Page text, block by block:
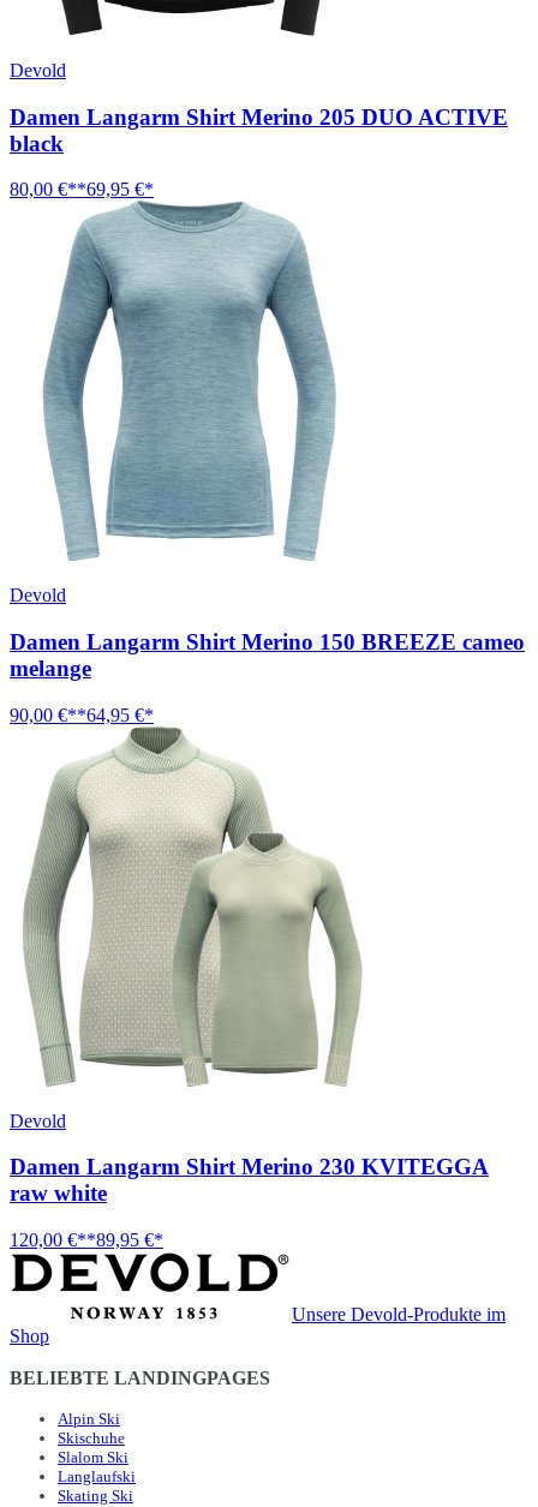
Devold
Damen Langarm Shirt Merino 205 DUO ACTIVE
black
80,00 €**69,95 €*
Devold
Damen Langarm Shirt Merino 150 BREEZE cameo
melange
90,00 €**64,95 €*
Devold
Damen Langarm Shirt Merino 230 KVITEGGA
raw white
120,00 €**89,95 €*
Unsere Devold-Produkte im
Shop
BELIEBTE LANDINGPAGES
Alpin Ski
Skischuhe
Slalom Ski
Langlaufski
Skating Ski